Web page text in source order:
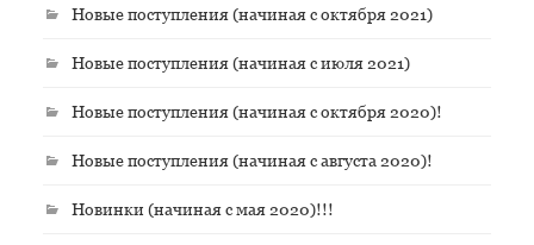
Новые поступления (начиная с октября 2021)
Новые поступления (начиная с июля 2021)
Новые поступления (начиная с октября 2020)!
Новые поступления (начиная с августа 2020)!
Новинки (начиная с мая 2020)!!!